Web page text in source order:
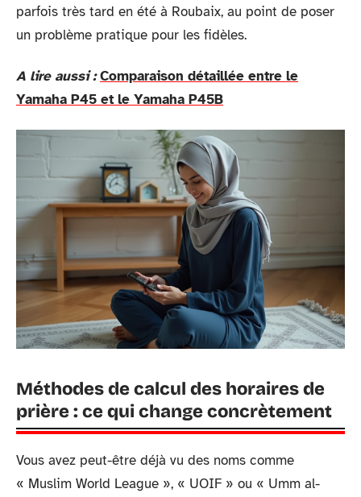
parfois très tard en été à Roubaix, au point de poser
un problème pratique pour les fidèles.
A lire aussi : Comparaison détaillée entre le
Yamaha P45 et le Yamaha P45B
Méthodes de calcul des horaires de
prière : ce qui change concrètement
Vous avez peut-être déjà vu des noms comme
« Muslim World League », « UOIF » ou « Umm al-